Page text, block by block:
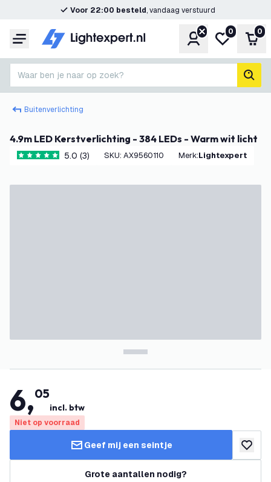
Voor 22:00 besteld, vandaag verstuurd
Menu Account
Mijn
0 0
Waar ben je naar op zoek?
Buitenverlichting
4.9m LED Kerstverlichting - 384 LEDs - Warm wit licht
5 score sterren5.0 (3) SKU: AX9560110 Merk: Lightexpert
6,05
incl. btw
Niet op voorraad
Geef mij een seintje
Grote aantallen nodig?